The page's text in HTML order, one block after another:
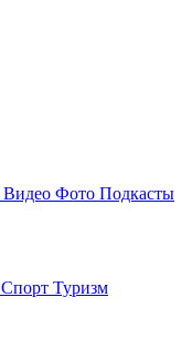
Видео Фото Подкасты
Спорт Туризм